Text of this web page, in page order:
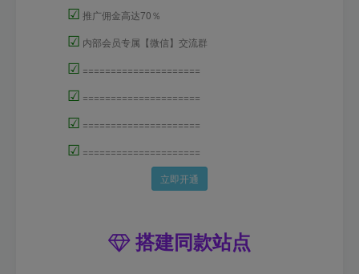
☑ 推广佣金高达70％
☑ 内部会员专属【微信】交流群
☑ =====================
☑ =====================
☑ =====================
☑ =====================
立即开通
搭建同款站点